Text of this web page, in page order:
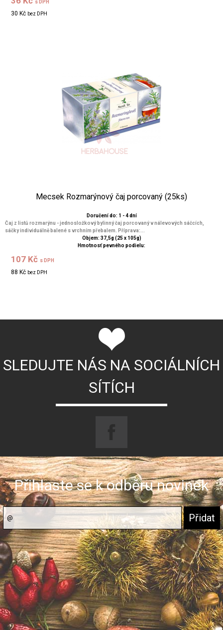
s DPH
30 Kč bez DPH
Mecsek Rozmarýnový čaj porcovaný (25ks)
Doručení do: 1 - 4 dní
Čaj z listů rozmarýnu - jednosložkový bylinný čaj porcovaný v nálevových sáčcích,
sáčky individuálně balené s vrchním přebalem. Příprava:...
Objem: 37,5g (25 x 105g)
Hmotnosť pevného podielu:
107 Kč s DPH
88 Kč bez DPH
SLEDUJTE NÁS NA SOCIÁLNÍCH
SÍTÍCH
Přihlaste se k odběru novinek